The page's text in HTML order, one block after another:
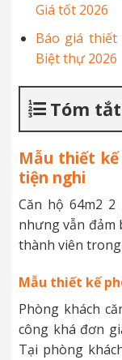
Giá tốt 2026
Báo giá
Biệt thự 2026
Tóm
Mẫu thiết
tiện nghi
Căn hộ 64m2
nhưng vẫn đảm
thành viên
Mẫu thiết kế
Phòng khách
công khá đơn
Tại phòng